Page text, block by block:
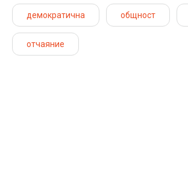
демократична общност
отчаяние